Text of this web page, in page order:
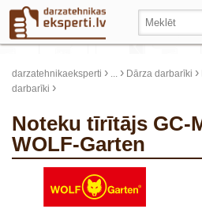
darzatehnikaeksperti › ... › Dārza darbarīki ›
darbarīki ›
Noteku tīrītājs GC-M Multi Star,
WOLF-Garten